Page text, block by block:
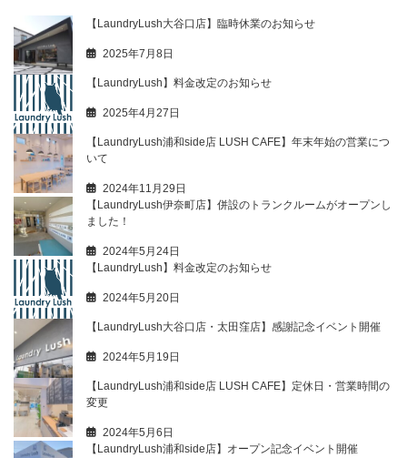
【LaundryLush大谷口店】臨時休業のお知らせ
2025年7月8日
【LaundryLush】料金改定のお知らせ
2025年4月27日
【LaundryLush浦和side店 LUSH CAFE】年末年始の営業につ
いて
2024年11月29日
【LaundryLush伊奈町店】併設のトランクルームがオープンし
ました！
2024年5月24日
【LaundryLush】料金改定のお知らせ
2024年5月20日
【LaundryLush大谷口店・太田窪店】感謝記念イベント開催
2024年5月19日
【LaundryLush浦和side店 LUSH CAFE】定休日・営業時間の
変更
2024年5月6日
【LaundryLush浦和side店】オープン記念イベント開催